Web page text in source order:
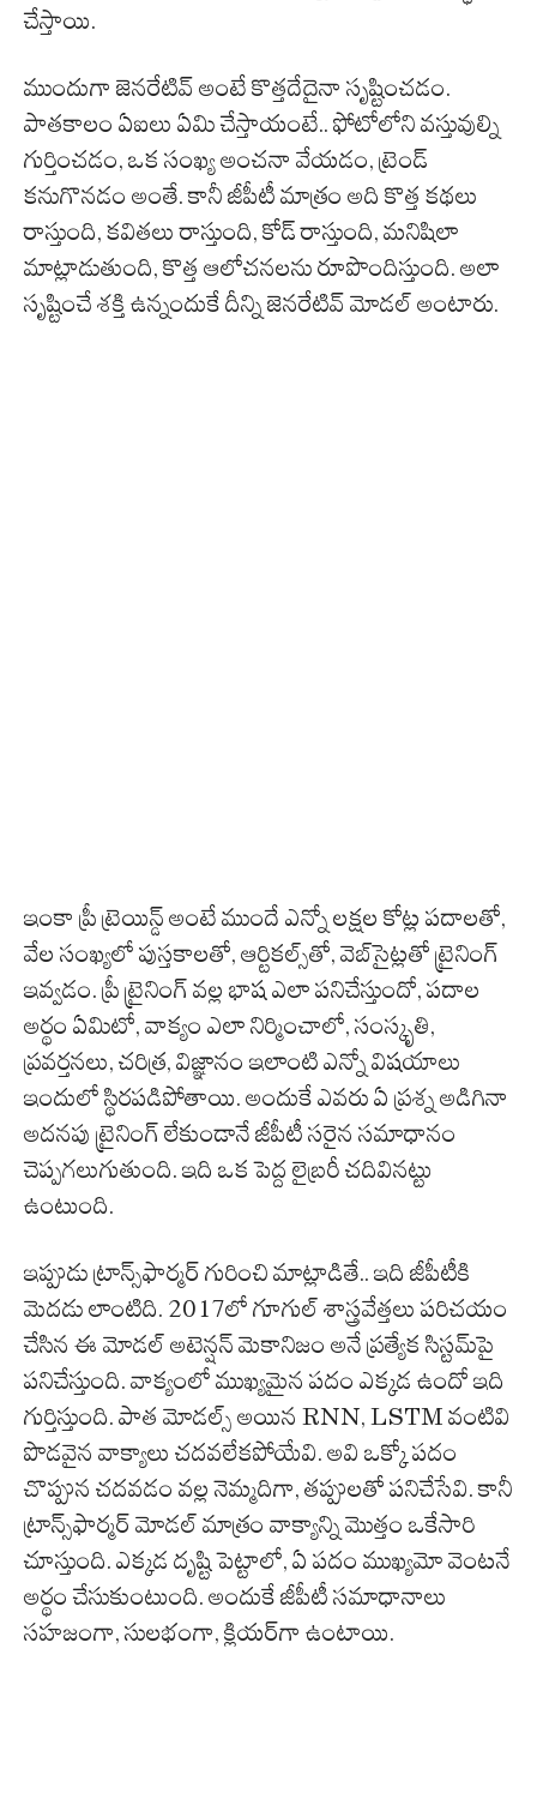
చేస్తాయి.
ముందుగా జెనరేటివ్ అంటే కొత్తదేదైనా సృష్టించడం.
పాతకాలం ఏఐలు ఏమి చేస్తాయంటే.. ఫోటోలోని వస్తువుల్ని
గుర్తించడం, ఒక సంఖ్య అంచనా వేయడం, ట్రెండ్
కనుగొనడం అంతే. కానీ జీపీటీ మాత్రం అది కొత్త కథలు
రాస్తుంది, కవితలు రాస్తుంది, కోడ్ రాస్తుంది, మనిషిలా
మాట్లాడుతుంది, కొత్త ఆలోచనలను రూపొందిస్తుంది. అలా
సృష్టించే శక్తి ఉన్నందుకే దీన్ని జెనరేటివ్ మోడల్ అంటారు.
ఇంకా ప్రీ ట్రెయిన్డ్ అంటే ముందే ఎన్నో లక్షల కోట్ల పదాలతో,
వేల సంఖ్యలో పుస్తకాలతో, ఆర్టికల్స్‌తో, వెబ్‌సైట్లతో ట్రైనింగ్
ఇవ్వడం. ప్రీ ట్రైనింగ్ వల్ల భాష ఎలా పనిచేస్తుందో, పదాల
అర్థం ఏమిటో, వాక్యం ఎలా నిర్మించాలో, సంస్కృతి,
ప్రవర్తనలు, చరిత్ర, విజ్ఞానం ఇలాంటి ఎన్నో విషయాలు
ఇందులో స్థిరపడిపోతాయి. అందుకే ఎవరు ఏ ప్రశ్న అడిగినా
అదనపు ట్రైనింగ్ లేకుండానే జీపీటీ సరైన సమాధానం
చెప్పగలుగుతుంది. ఇది ఒక పెద్ద లైబ్రరీ చదివినట్టు
ఉంటుంది.
ఇప్పుడు ట్రాన్స్‌ఫార్మర్ గురించి మాట్లాడితే.. ఇది జీపీటీకి
మెదడు లాంటిది. 2017లో గూగుల్ శాస్త్రవేత్తలు పరిచయం
చేసిన ఈ మోడల్ అటెన్షన్ మెకానిజం అనే ప్రత్యేక సిస్టమ్‌పై
పనిచేస్తుంది. వాక్యంలో ముఖ్యమైన పదం ఎక్కడ ఉందో ఇది
గుర్తిస్తుంది. పాత మోడల్స్ అయిన RNN, LSTM వంటివి
పొడవైన వాక్యాలు చదవలేకపోయేవి. అవి ఒక్కో పదం
చొప్పున చదవడం వల్ల నెమ్మదిగా, తప్పులతో పనిచేసేవి. కానీ
ట్రాన్స్‌ఫార్మర్ మోడల్ మాత్రం వాక్యాన్ని మొత్తం ఒకేసారి
చూస్తుంది. ఎక్కడ దృష్టి పెట్టాలో, ఏ పదం ముఖ్యమో వెంటనే
అర్థం చేసుకుంటుంది. అందుకే జీపీటీ సమాధానాలు
సహజంగా, సులభంగా, క్లియర్‌గా ఉంటాయి.